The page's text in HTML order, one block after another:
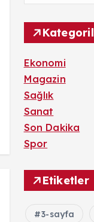
Ekonomi
Magazin
Sağlık
Sanat
Son Dakika
Spor
Etiketler
3-sayfa